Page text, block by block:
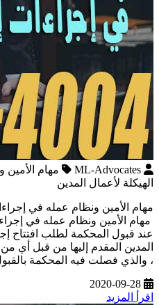
ML-Advocates
مهام
الهيكلة لأعمال المدين
مهام الأمين ونظام عمله في
مهام الأمين ونظام عمله في
عند قبول المحكمة لطلب افتتاح
المدين المقدم إليها من قبل أي من
، والذي فصلت فيه المحكمة
2020-09-28
اقرأ المزيد